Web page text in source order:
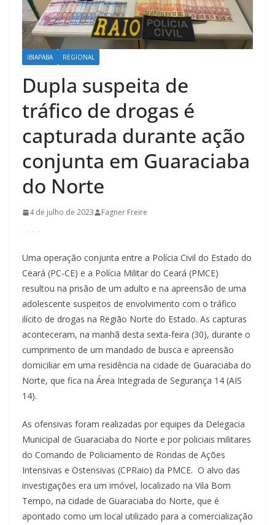
IBIAPABA REGIONAL
Dupla suspeita de
tráfico de drogas é
capturada durante ação
conjunta em Guaraciaba
do Norte
4 de julho de 2023 Fagner Freire
Uma operação conjunta entre a Polícia Civil do Estado do
Ceará (PC-CE) e a Polícia Militar do Ceará (PMCE)
resultou na prisão de um adulto e na apreensão de uma
adolescente suspeitos de envolvimento com o tráfico
ilícito de drogas na Região Norte do Estado. As capturas
aconteceram, na manhã desta sexta-feira (30), durante o
cumprimento de um mandado de busca e apreensão
domiciliar em uma residência na cidade de Guaraciaba do
Norte, que fica na Área Integrada de Segurança 14 (AIS
14).
As ofensivas foram realizadas por equipes da Delegacia
Municipal de Guaraciaba do Norte e por policiais militares
do Comando de Policiamento de Rondas de Ações
Intensivas e Ostensivas (CPRaio) da PMCE. O alvo das
investigações era um imóvel, localizado na Vila Bom
Tempo, na cidade de Guaraciaba do Norte, que é
apontado como um local utilizado para a comercialização